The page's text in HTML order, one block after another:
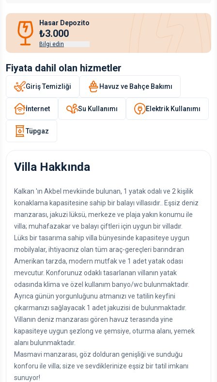
Hasar Depozito
₺3.000
Bilgi edin
Fiyata dahil olan hizmetler
Giriş Temizliği Havuz ve Bahçe Bakımı
İnternet Su Kullanımı Elektrik Kullanımı
Tüpgaz
Villa Hakkında
Kalkan 'ın Akbel mevkiinde bulunan, 1 yatak odalı ve 2 kişilik
konaklama kapasitesine sahip bir balayı villasıdır.. Eşsiz deniz
manzarası, jakuzi lüksü, merkeze ve plaja yakın konumu ile
villa; muhafazakar ve balayı çiftleri için uygun bir villadır.
Lüks bir tasarıma sahip villa bünyesinde kapasiteye uygun
mobilyalar, ihtiyacınız olan tüm araç-gereçleri barındıran
Amerikan tarzda, modern mutfak ve 1 adet yatak odası
mevcutur. Konforunuz odaklı tasarlanan villanın yatak
odasında klima ve özel kullanım banyo/wc bulunmaktadır.
Ayrıca günün yorgunluğunu atmanızı ve tatilin keyfini
çıkarmanızı sağlayacak 1 adet jakuzisi de bulunmaktadır.
Villanın deniz manzarası gören havuz terasında yine
kapasiteye uygun şezlong ve şemsiye, oturma alanı, yemek
alanı bulunmaktadır.
Masmavi manzarası, göz dolduran genişliği ve sunduğu
konforu ile villa; size ve sevdiklerinize eşsiz bir tatil imkanı
sunuyor!